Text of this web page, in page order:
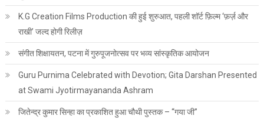
K.G Creation Films Production की हुई शुरुआत, पहली शॉर्ट फ़िल्म ‘फ़र्ज़ और
राखी’ जल्द होगी रिलीज़
संगीत शिक्षायतन, पटना में गुरुपूजनोत्सव पर भव्य सांस्कृतिक आयोजन
Guru Purnima Celebrated with Devotion; Gita Darshan Presented
at Swami Jyotirmayananda Ashram
जितेन्द्र कुमार सिन्हा का प्रकाशित हुआ चौथी पुस्तक – “गया जी”